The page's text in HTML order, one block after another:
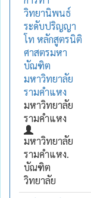
วิทยานิพนธ์
ระดับปริญญา
โท หลักสูตรนิติ
ศาสตรมหา
บัณฑิต
มหาวิทยาลัย
รามคำแหง
มหาวิทยาลัย
รามคำแหง
มหาวิทยาลัย
รามคำแหง.
บัณฑิต
วิทยาลัย